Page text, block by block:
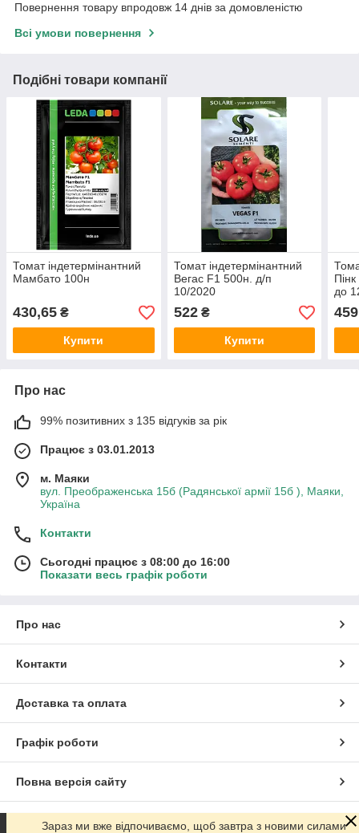
Повернення товару впродовж 14 днів за домовленістю
Всі умови повернення
Подібні товари компанії
Томат індетермінантний
Мамбато 100н
430,65 ₴
Купити
Томат індетермінантний
Вегас F1 500н. д/п
10/2020
522₴
Купити
до
Про нас
99% позитивних з 135 відгуків за рік
Працює з 03.01.2013
м. Маяки
вул. Преображенська 15б (Радянської армії 15б ), Маяки,
Україна
Контакти
Сьогодні працює з 08:00 до 16:00
Показати весь графік роботи
Про нас
Контакти
Доставка та оплата
Графік роботи
Повна версія сайту
Сайт створено на маркетплейсі Prom.ua
Зараз ми вже відпочиваємо, щоб завтра з новими силами